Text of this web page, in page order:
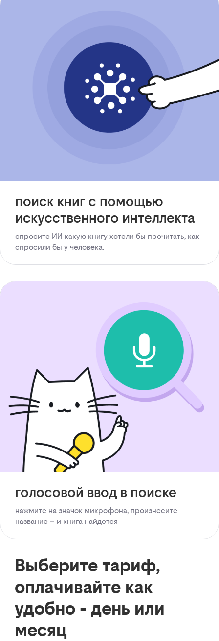
поиск книг с помощью
искусственного интеллекта
спросите ИИ какую книгу хотели бы прочитать, как
спросили бы у человека.
голосовой ввод в поиске
нажмите на значок микрофона, произнесите
название – и книга найдется
Выберите тариф,
оплачивайте как
удобно - день или
месяц